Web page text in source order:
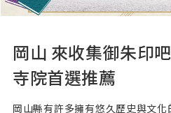
岡山 來收集御朱印
寺院首選推薦
岡山縣有許多擁有悠久歷史與文